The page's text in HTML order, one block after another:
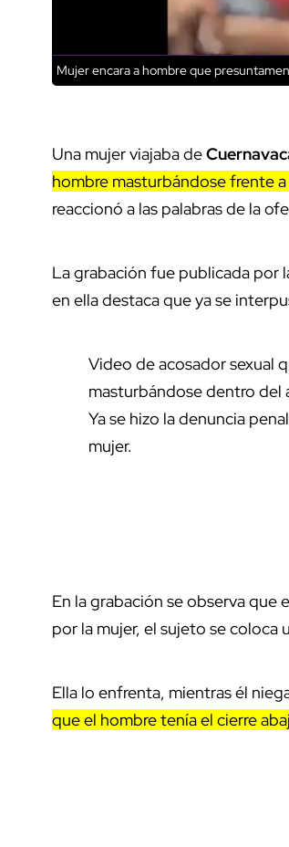
Mujer encara a hombre que
Una mujer viajaba de
hombre masturbándose frente a
reaccionó a las palabras de la
La grabación fue publicada por
en ella destaca que ya se
Video de acosador sexual
masturbándose dentro del
Ya se hizo la denuncia
mujer.
En la grabación se observa que
por la mujer, el sujeto se coloca
Ella lo enfrenta, mientras él
que el hombre tenía el cierre